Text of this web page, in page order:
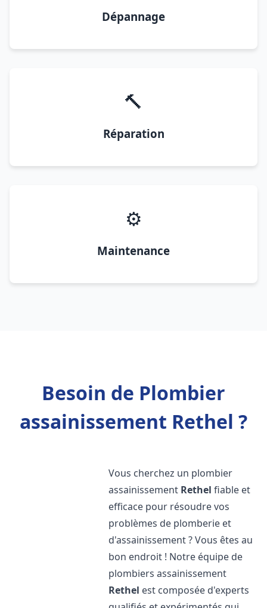
Dépannage
🔨
Réparation
⚙️
Maintenance
Besoin de Plombier
assainissement Rethel ?
Vous cherchez un plombier
assainissement Rethel fiable et
efficace pour résoudre vos
problèmes de plomberie et
d'assainissement ? Vous êtes au
bon endroit ! Notre équipe de
plombiers assainissement
Rethel est composée d'experts